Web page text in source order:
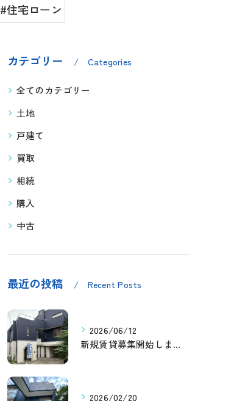
#住宅ローン
カテゴリー Categories
全てのカテゴリー
土地
戸建て
買取
相続
購入
中古
最近の投稿 Recent Posts
2026/06/12
新規賃貸募集開始しました！
2026/02/20